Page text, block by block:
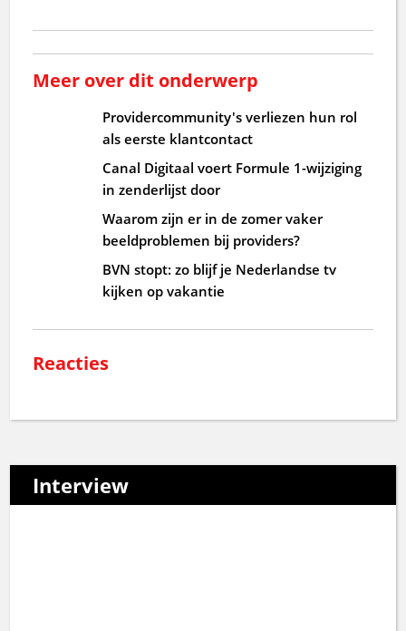
Meer over dit onderwerp
Providercommunity's verliezen hun rol
als eerste klantcontact
Canal Digitaal voert Formule 1-wijziging
in zenderlijst door
Waarom zijn er in de zomer vaker
beeldproblemen bij providers?
BVN stopt: zo blijf je Nederlandse tv
kijken op vakantie
Reacties
Interview